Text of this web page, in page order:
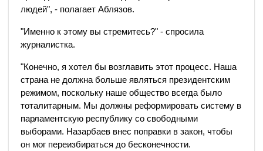
людей", - полагает Аблязов.
"Именно к этому вы стремитесь?" - спросила
журналистка.
"Конечно, я хотел бы возглавить этот процесс. Наша
страна не должна больше являться президентским
режимом, поскольку наше общество всегда было
тоталитарным. Мы должны реформировать систему в
парламентскую республику со свободными
выборами. Назарбаев внес поправки в закон, чтобы
он мог переизбираться до бесконечности.